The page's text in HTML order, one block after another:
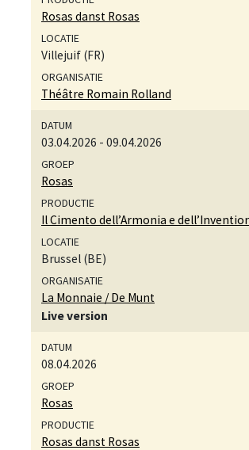
Rosas danst Rosas
Villejuif (FR)
Théâtre Romain Rolland
03.04.2026 - 09.04.2026
Rosas
Il Cimento dell’Armonia e
Brussel (BE)
La Monnaie / De Munt
Live version
08.04.2026
Rosas
Rosas danst Rosas